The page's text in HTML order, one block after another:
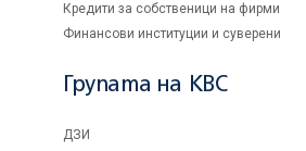
Кредити за собственици на фирми
Финансови институции и суверени
Групата на KBC
ДЗИ